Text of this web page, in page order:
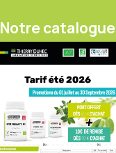
Notre catalogue